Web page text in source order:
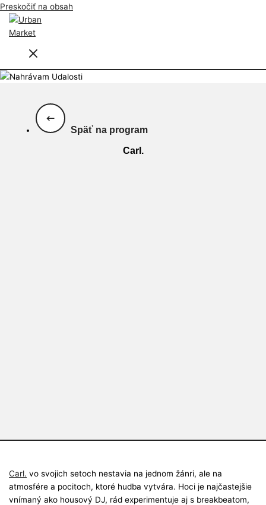
Preskočiť na obsah
Späť na program
Carl.
Carl. vo svojich setoch nestavia na jednom žánri, ale na
atmosfére a pocitoch, ktoré hudba vytvára. Hoci je najčastejšie
vnímaný ako housový DJ, rád experimentuje aj s breakbeatom,